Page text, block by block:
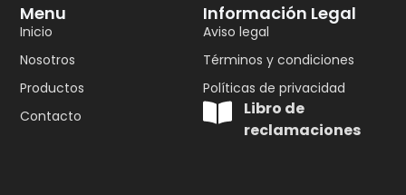
Menu
Inicio
Nosotros
Productos
Contacto
Información Legal
Aviso legal
Términos y condiciones
Políticas de privacidad
Libro de
reclamaciones